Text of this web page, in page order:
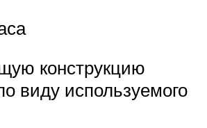
конструкцию
виду используемого